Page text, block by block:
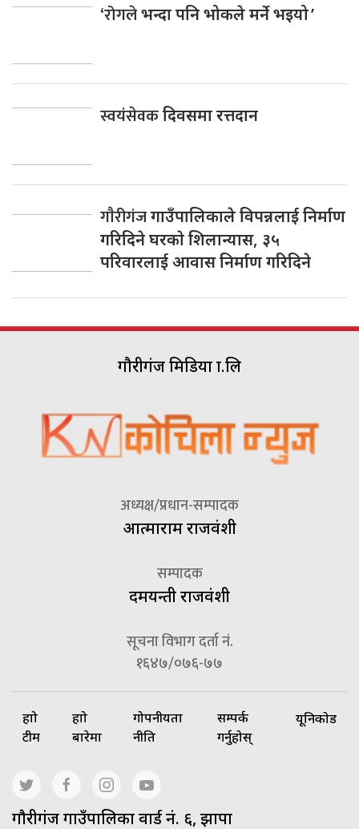
‘रोगलेभन्दा पनि भोकले मर्ने भइयो ’
स्वयंसेवकदिवसमा रत्तदान
गाैरीगंजगाउँपालिकाले विपन्नलाई निर्माण
गरिदिने घरकाे शिलान्यास, ३५
परिवारलाई आवास निर्माण गरिदिने
गौरीगंज मिडिया प्रा.लि
अध्यक्ष/प्रधान-सम्पादक
आत्माराम राजवंशी
सम्पादक
दमयन्ती राजवंशी
सूचना विभाग दर्ता नं.
१६४७/०७६-७७
हाम्रो
टीम
हाम्रो
बारेमा
गोपनीयता
नीति
सम्पर्क
गर्नुहोस्
यूनिकोड
गाैरीगंज गाउँपालिका वार्ड नं. ६, झापा